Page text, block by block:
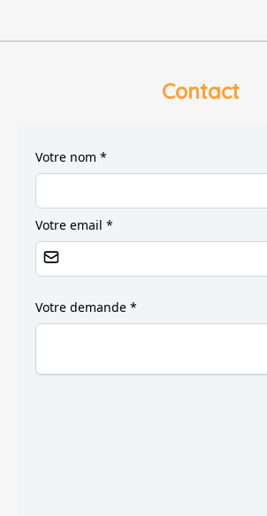
Contact
Votre nom *
Votre email *
Votre demande *